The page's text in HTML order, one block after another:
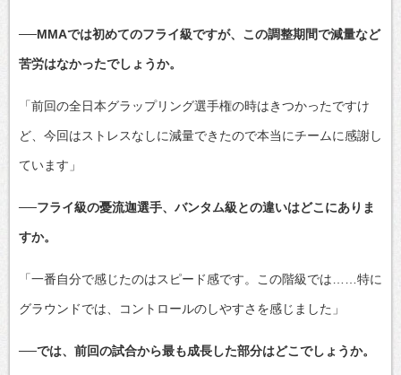
──MMAでは初めてのフライ級ですが、この調整期間で減量など
苦労はなかったでしょうか。
「前回の全日本グラップリング選手権の時はきつかったですけ
ど、今回はストレスなしに減量できたので本当にチームに感謝し
ています」
──フライ級の憂流迦選手、バンタム級との違いはどこにありま
すか。
「一番自分で感じたのはスピード感です。この階級では……特に
グラウンドでは、コントロールのしやすさを感じました」
──では、前回の試合から最も成長した部分はどこでしょうか。